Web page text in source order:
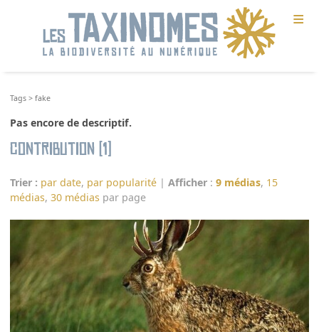
≡
Tags >fake
Pas encore de descriptif.
Contribution (1)
Trier : par date, par popularité |Afficher :9 médias, 15
médias,30 médias par page